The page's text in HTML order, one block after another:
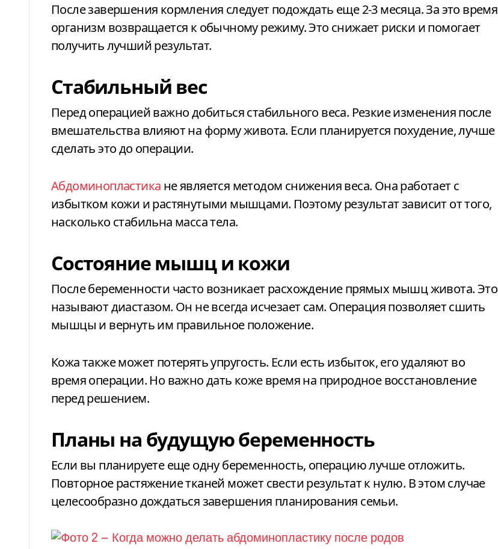
После завершения кормления следует подождать еще 2-3 месяца. За это время
организм возвращается к обычному режиму. Это снижает риски и помогает
получить лучший результат.
Стабильный вес
Перед операцией важно добиться стабильного веса. Резкие изменения после
вмешательства влияют на форму живота. Если планируется похудение, лучше
сделать это до операции.
Абдоминопластика не является методом снижения веса. Она работает с
избытком кожи и растянутыми мышцами. Поэтому результат зависит от того,
насколько стабильна масса тела.
Состояние мышц и кожи
После беременности часто возникает расхождение прямых мышц живота. Это
называют диастазом. Он не всегда исчезает сам. Операция позволяет сшить
мышцы и вернуть им правильное положение.
Кожа также может потерять упругость. Если есть избыток, его удаляют во
время операции. Но важно дать коже время на природное восстановление
перед решением.
Планы на будущую беременность
Если вы планируете еще одну беременность, операцию лучше отложить.
Повторное растяжение тканей может свести результат к нулю. В этом случае
целесообразно дождаться завершения планирования семьи.